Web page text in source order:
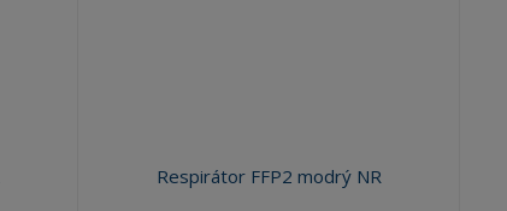
Respirátor FFP2 modrý NR